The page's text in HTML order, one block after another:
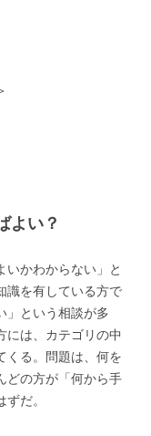
よい？
かわからない」と
識を有している方で
」という相談が多
には、カテゴリの中
くる。問題は、何を
どの方が「何から手
だ。